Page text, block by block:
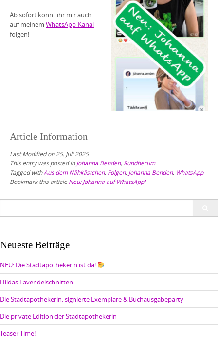
Ab sofort könnt ihr mir auch
auf meinem WhatsApp-Kanal
folgen!
Article Information
Last Modified on 25. Juli 2025
This entry was posted inJohanna Benden, Rundherum
Tagged withAus dem Nähkästchen, Folgen, Johanna Benden, WhatsApp
Bookmark this article Neu: Johanna auf WhatsApp!
Neueste Beiträge
NEU: Die Stadtapothekerin ist da!
Hildas Lavendelschnitten
Die Stadtapothekerin: signierte Exemplare & Buchausgabeparty
Die private Edition der Stadtapothekerin
Teaser-Time!